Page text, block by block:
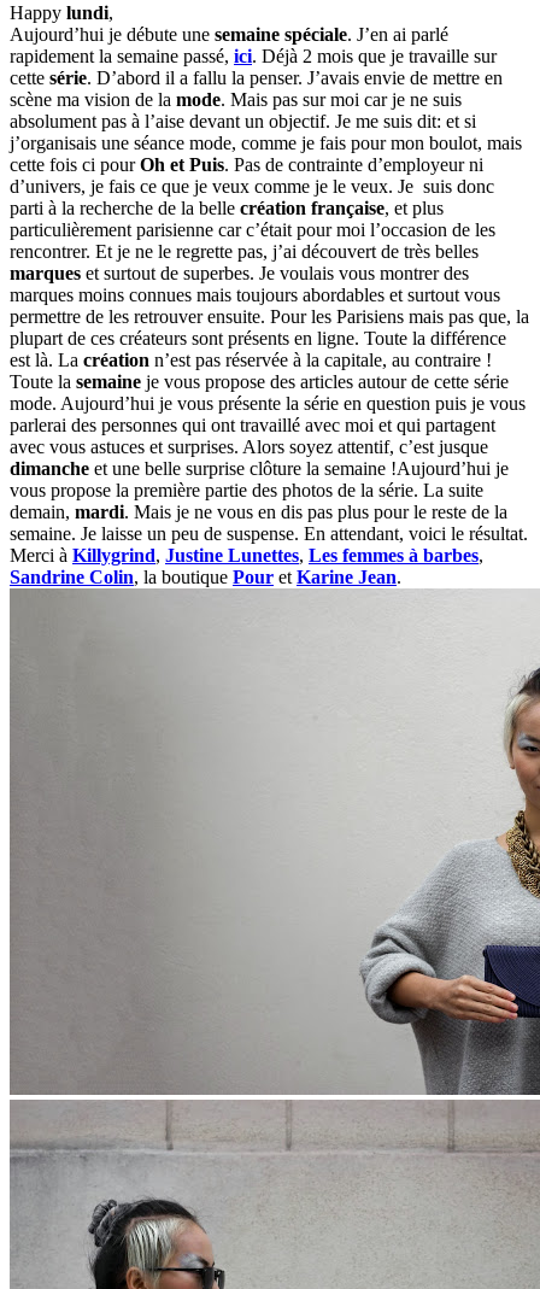
Happy lundi,
Aujourd’hui je débute une semaine spéciale. J’en ai parlé
rapidement la semaine passé, ici. Déjà 2 mois que je travaille sur
cette série. D’abord il a fallu la penser. J’avais envie de mettre en
scène ma vision de la mode. Mais pas sur moi car je ne suis
absolument pas à l’aise devant un objectif. Je me suis dit: et si
j’organisais une séance mode, comme je fais pour mon boulot, mais
cette fois ci pourOh et Puis. Pas de contrainte d’employeur ni
d’univers, je fais ce que je veux comme je le veux. Je suis donc
parti à la recherche de la belle création française, et plus
particulièrement parisienne car c’était pour moi l’occasion de les
rencontrer. Et je ne le regrette pas, j’ai découvert de très belles
marques et surtout de superbes. Je voulais vous montrer des
marques moins connues mais toujours abordables et surtout vous
permettre de les retrouver ensuite. Pour les Parisiens mais pas que, la
plupart de ces créateurs sont présents en ligne. Toute la différence
est là. La création n’est pas réservée à la capitale, au contraire !
Toute la semaine je vous propose des articles autour de cette série
mode. Aujourd’hui je vous présente la série en question puis je vous
parlerai des personnes qui ont travaillé avec moi et qui partagent
avec vous astuces et surprises. Alors soyez attentif, c’est jusque
dimanche et une belle surprise clôture la semaine !Aujourd’hui je
vous propose la première partie des photos de la série. La suite
demain, mardi. Mais je ne vous en dis pas plus pour le reste de la
semaine. Je laisse un peu de suspense. En attendant, voici le résultat.
Merci à Killygrind, Justine Lunettes, Les femmes à barbes,
Sandrine Colin, la boutique Pour et Karine Jean.